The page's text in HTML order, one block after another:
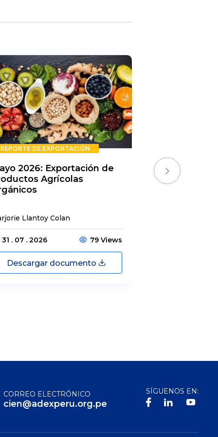
REPORTE DE EXPORTACIÓN
2026: Exportación de
Agrícolas
Llantoy Colan
31 . 07 . 2026 79 Views
Descargar documento
Rechazos
Semestre
CORREO ELECTRÓNICO
cien@adexperu.org.pe
SÍGUENOS EN: